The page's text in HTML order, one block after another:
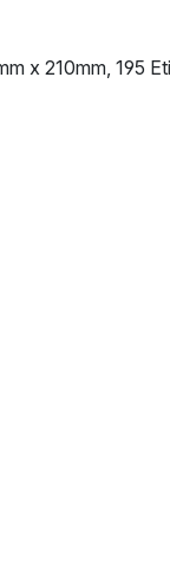
x 210mm, 195